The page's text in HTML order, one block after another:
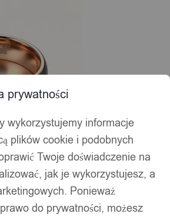
prywatności
wykorzystujemy informacje
plików cookie i podobnych
Twoje doświadczenie na
jak je wykorzystujesz, a
Ponieważ
do prywatności, możesz